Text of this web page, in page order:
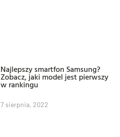
Najlepszy smartfon Samsung?
Zobacz, jaki model jest pierwszy
w rankingu
7 sierpnia, 2022